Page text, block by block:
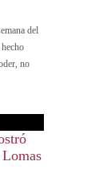
del
no